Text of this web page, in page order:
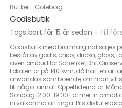
Butiker · Göteborg
Godisbutik
Togs bort för 15 år sedan - Till
Godisbutik med bra marginal säljes
består av godis, chips, dricka, glass,
även ombud för Schenker, Dhl,
Lokalen är på 140 kvm, då hälften är
användas som boende, om man vill
till något annat. Öppettiderna är:
Söndag 12.00-19.00 För mer
ni välkomna att ringa. Pris diskuteras